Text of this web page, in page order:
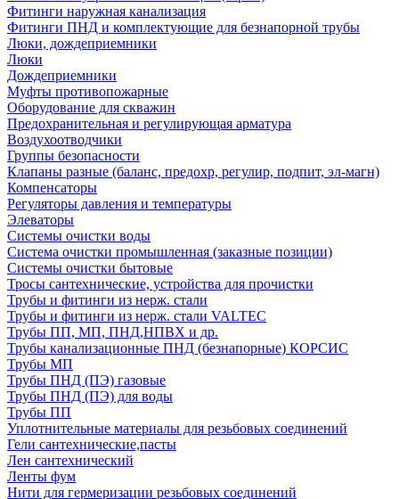
Фитинги наружная канализация
Фитинги ПНД и комплектующие для безнапорной трубы
Люки, дождеприемники
Люки
Дождеприемники
Муфты противопожарные
Оборудование для скважин
Предохранительная и регулирующая арматура
Воздухоотводчики
Группы безопасности
Клапаны разные (баланс, предохр, регулир, подпит, эл-магн)
Компенсаторы
Регуляторы давления и температуры
Элеваторы
Системы очистки воды
Система очистки промышленная (заказные позиции)
Системы очистки бытовые
Тросы сантехнические, устройства для прочистки
Трубы и фитинги из нерж. стали
Трубы и фитинги из нерж. стали VALTEC
Трубы ПП, МП, ПНД,НПВХ и др.
Трубы канализационные ПНД (безнапорные) КОРСИС
Трубы МП
Трубы ПНД (ПЭ) газовые
Трубы ПНД (ПЭ) для воды
Трубы ПП
Уплотнительные материалы для резьбовых соединений
Гели сантехнические,пасты
Лен сантехнический
Ленты фум
Нити для гермеризации резьбовых соединений